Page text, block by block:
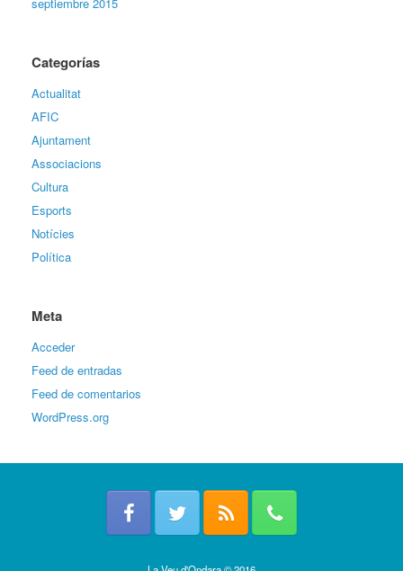
Categorías
Actualitat
AFIC
Ajuntament
Associacions
Cultura
Esports
Notícies
Política
Meta
Acceder
Feed de entradas
Feed de comentarios
WordPress.org